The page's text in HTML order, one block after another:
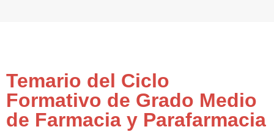
Temario del Ciclo
Formativo de Grado Medio
de Farmacia y Parafarmacia